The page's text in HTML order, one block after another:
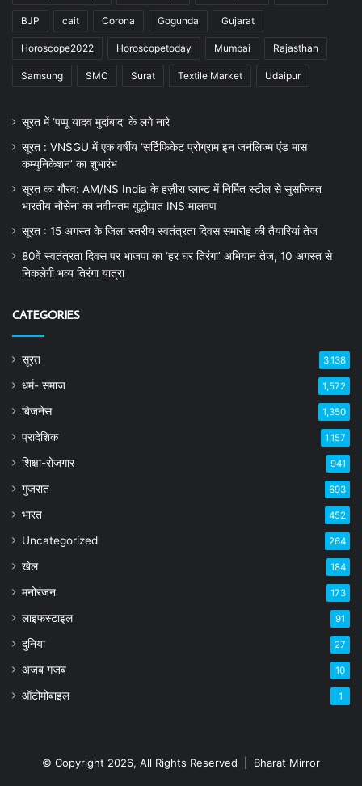
BJP cait Corona Gogunda Gujarat
Horoscope2022 Horoscopetoday Mumbai Rajasthan
Samsung SMC Surat Textile Market Udaipur
सूरत में ‘पप्पू यादव मुर्दाबाद’ के लगे नारे
सूरत : VNSGU में एक वर्षीय ‘सर्टिफिकेट प्रोग्राम इन जर्नलिज्म एंड मास
कम्युनिकेशन’ का शुभारंभ
सूरत का गौरव: AM/NS India के हज़ीरा प्लान्ट में निर्मित स्टील से सुसज्जित
भारतीय नौसेना का नवीनतम युद्धोपात INS मालवण
सूरत : 15 अगस्त के जिला स्तरीय स्वतंत्रता दिवस समारोह की तैयारियां तेज
80वें स्वतंत्रता दिवस पर भाजपा का ‘हर घर तिरंगा’ अभियान तेज, 10 अगस्त से
निकलेगी भव्य तिरंगा यात्रा
CATEGORIES
सूरत 3,138
धर्म- समाज 1,572
बिजनेस 1,350
प्रादेशिक 1,157
शिक्षा-रोजगार 941
गुजरात 693
भारत 452
Uncategorized 264
खेल 184
मनोरंजन 173
लाइफस्टाइल 91
दुनिया 27
अजब गजब 10
ऑटोमोबाइल 1
© Copyright 2026, All Rights Reserved | Bharat Mirror